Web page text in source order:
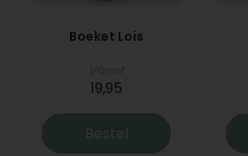
Boeket Lois
19,95
Bestel